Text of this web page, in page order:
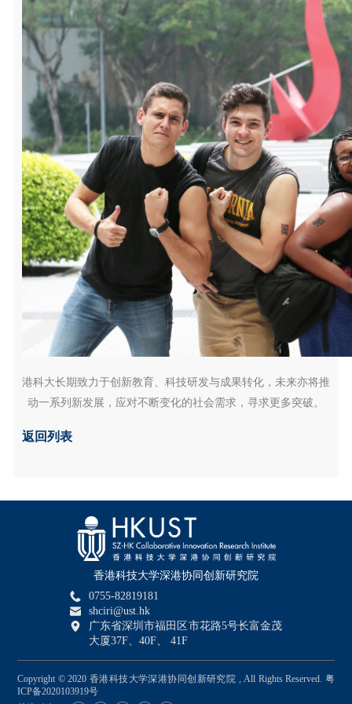
港科大长期致力于创新教育、科技研发与成果转化，未来亦将推
动一系列新发展，应对不断变化的社会需求，寻求更多突破。
返回列表
香港科技大学深港协同创新研究院
0755-82819181
shciri@ust.hk
广东省深圳市福田区市花路5号长富金茂
大厦37F、40F、 41F
Copyright © 2020 香港科技大学深港协同创新研究院 , All Rights Reserved. 粤
ICP备2020103919号